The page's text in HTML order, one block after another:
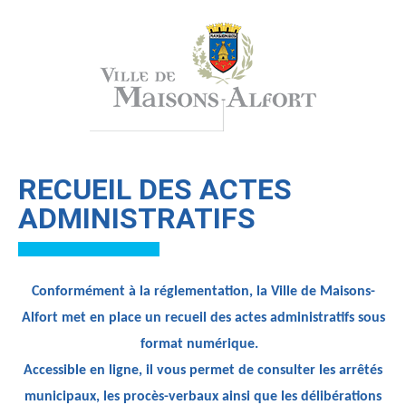
RECUEIL DES ACTES
ADMINISTRATIFS
Conformément à la réglementation, la Ville de Maisons-
Alfort met en place un recueil des actes administratifs sous
format numérique.
Accessible en ligne, il vous permet de consulter les arrêtés
municipaux, les procès-verbaux ainsi que les délibérations